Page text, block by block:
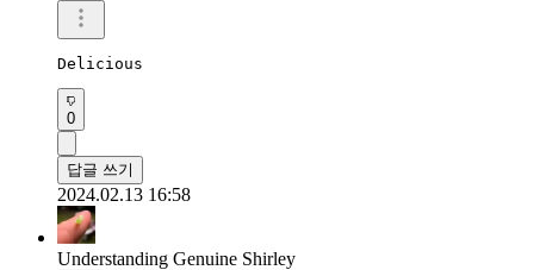
Delicious
0
답글 쓰기
2024.02.13 16:58
Understanding Genuine Shirley